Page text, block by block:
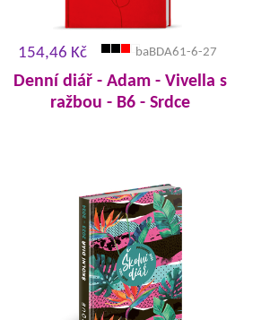
154,46 Kč baBDA61-6-27
Denní diář - Adam - Vivella s
ražbou - B6 - Srdce